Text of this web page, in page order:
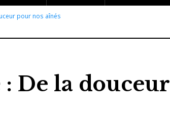
pour nos aînés
De la douceur